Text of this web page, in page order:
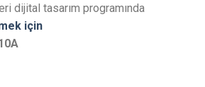
dijital tasarım programında
için